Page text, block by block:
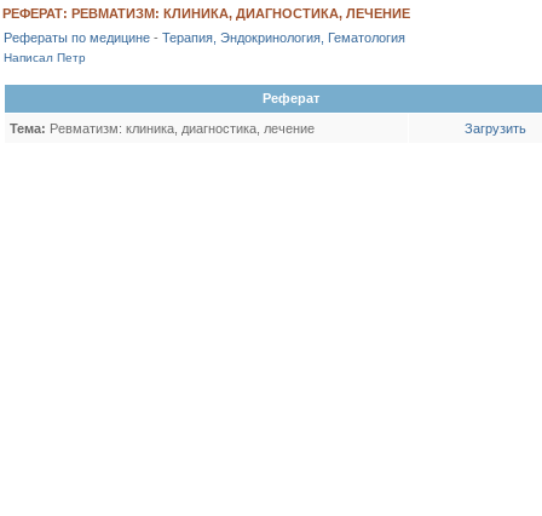
РЕФЕРАТ: РЕВМАТИЗМ: КЛИНИКА, ДИАГНОСТИКА, ЛЕЧЕНИЕ
Рефераты по медицине - Терапия, Эндокринология, Гематология
Написал Петр
Реферат
Тема: Ревматизм: клиника, диагностика, лечение Загрузить